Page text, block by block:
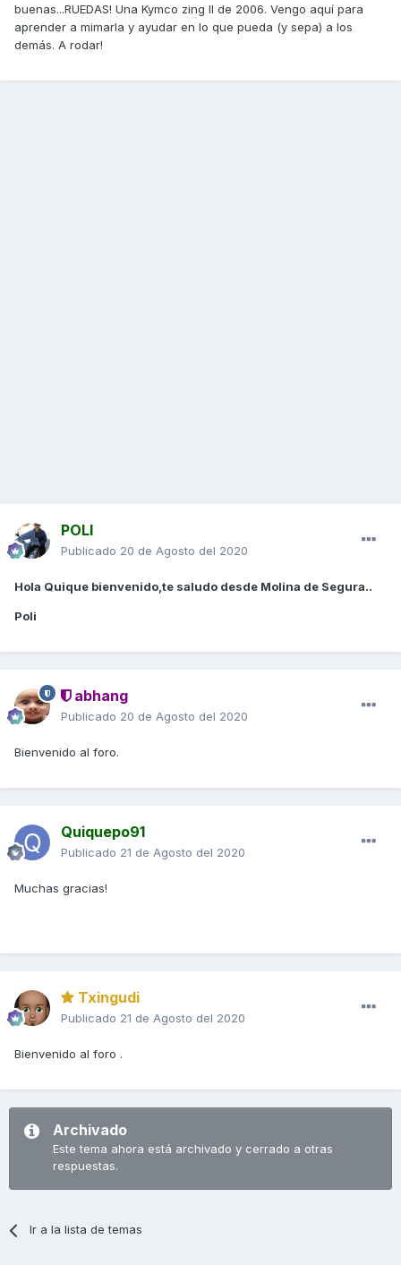
buenas...RUEDAS! Una Kymco zing II de 2006. Vengo aquí para
aprender a mimarla y ayudar en lo que pueda (y sepa) a los
demás. A rodar!
POLI
Publicado 20 de Agosto del 2020
Hola Quique bienvenido,te saludo desde Molina de Segura..
Poli
abhang
Publicado 20 de Agosto del 2020
Bienvenido al foro.
Quiquepo91
Publicado 21 de Agosto del 2020
Muchas gracias!
Txingudi
Publicado 21 de Agosto del 2020
Bienvenido al foro .
Archivado
Este tema ahora está archivado y cerrado a otras
respuestas.
Ir a la lista de temas